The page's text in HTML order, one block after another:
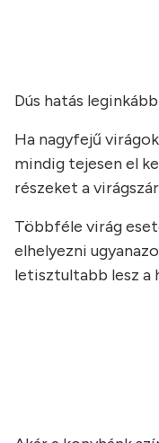
Dús hatás
Ha nagyfejű
mindig tejesen el
részeket a
Többféle virág
elhelyezni
letisztultabb lesz a